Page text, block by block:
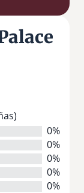
0%
0%
0%
0%
0%